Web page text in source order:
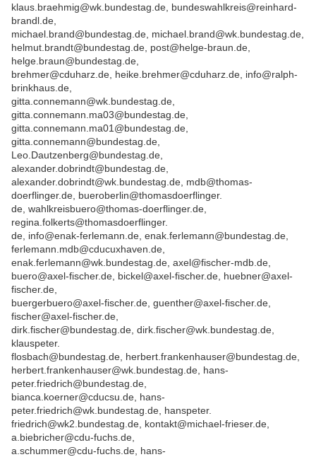
klaus.braehmig@wk.bundestag.de, bundeswahlkreis@reinhard-
brandl.de,
michael.brand@bundestag.de, michael.brand@wk.bundestag.de,
helmut.brandt@bundestag.de, post@helge-braun.de,
helge.braun@bundestag.de,
brehmer@cduharz.de, heike.brehmer@cduharz.de, info@ralph-
brinkhaus.de,
gitta.connemann@wk.bundestag.de,
gitta.connemann.ma03@bundestag.de,
gitta.connemann.ma01@bundestag.de,
gitta.connemann@bundestag.de,
Leo.Dautzenberg@bundestag.de,
alexander.dobrindt@bundestag.de,
alexander.dobrindt@wk.bundestag.de, mdb@thomas-
doerflinger.de, bueroberlin@thomasdoerflinger.
de, wahlkreisbuero@thomas-doerflinger.de,
regina.folkerts@thomasdoerflinger.
de, info@enak-ferlemann.de, enak.ferlemann@bundestag.de,
ferlemann.mdb@cducuxhaven.de,
enak.ferlemann@wk.bundestag.de, axel@fischer-mdb.de,
buero@axel-fischer.de, bickel@axel-fischer.de, huebner@axel-
fischer.de,
buergerbuero@axel-fischer.de, guenther@axel-fischer.de,
fischer@axel-fischer.de,
dirk.fischer@bundestag.de, dirk.fischer@wk.bundestag.de,
klauspeter.
flosbach@bundestag.de, herbert.frankenhauser@bundestag.de,
herbert.frankenhauser@wk.bundestag.de, hans-
peter.friedrich@bundestag.de,
bianca.koerner@cducsu.de, hans-
peter.friedrich@wk.bundestag.de, hanspeter.
friedrich@wk2.bundestag.de, kontakt@michael-frieser.de,
a.biebricher@cdu-fuchs.de,
a.schummer@cdu-fuchs.de, hans-